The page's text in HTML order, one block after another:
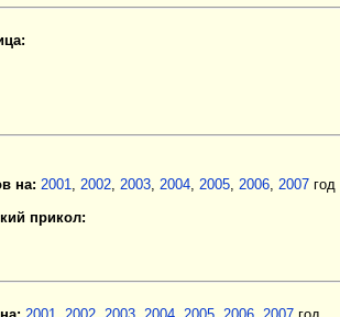
на: 2001, 2002, 2003, 2004, 2005, 2006, 2007 год
прикол: